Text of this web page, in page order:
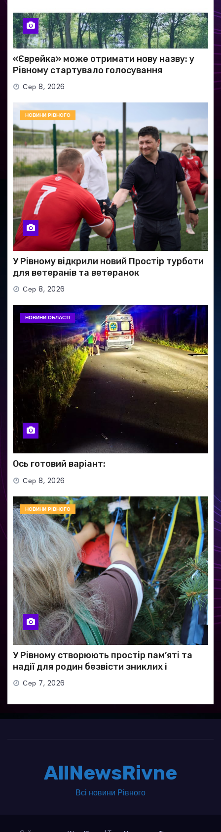
«Єврейка» може отримати нову назву: у
Рівному стартувало голосування
Сер 8, 2026
НОВИНИ РІВНОГО
У Рівному відкрили новий Простір турботи
для ветеранів та ветеранок
Сер 8, 2026
НОВИНИ ОБЛАСТІ
Ось готовий варіант:
Сер 8, 2026
НОВИНИ РІВНОГО
У Рівному створюють простір пам’яті та
надії для родин безвісти зниклих і
полонених військових
Сер 7, 2026
AllNewsRivne
Всі новини Рівного